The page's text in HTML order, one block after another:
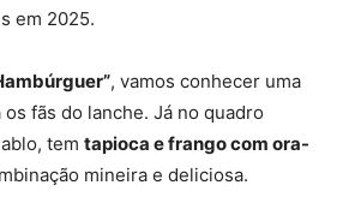
em 2025.
, vamos conhecer uma
fãs do lanche. Já no quadro
tem tapioca e frango com ora-
mineira e deliciosa.